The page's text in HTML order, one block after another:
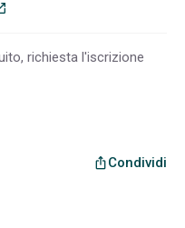
richiesta l'iscrizione
ios_shareCondividi